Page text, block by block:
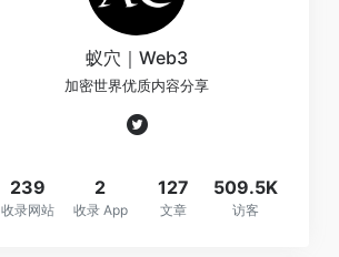
蚁穴｜Web3
加密世界优质内容分享
239
收录网站
2
收录 App
127
文章
509.5K
访客